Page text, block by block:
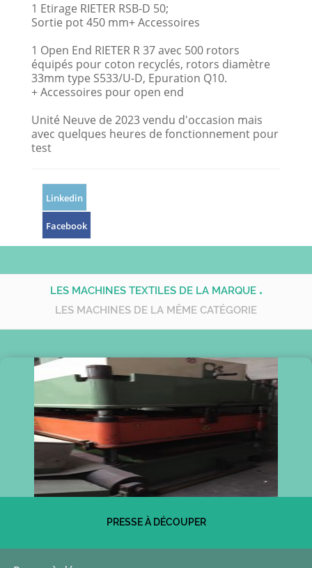
1 Etirage RIETER RSB-D 50;
Sortie pot 450 mm+ Accessoires
1 Open End RIETER R 37 avec 500 rotors
équipés pour coton recyclés, rotors diamètre
33mm type S533/U-D, Epuration Q10.
+ Accessoires pour open end
Unité Neuve de 2023 vendu d'occasion mais
avec quelques heures de fonctionnement pour
test
Linkedin
Facebook
LES MACHINES TEXTILES DE LA MARQUE .
LES MACHINES DE LA MÊME CATÉGORIE
PRESSE À DÉCOUPER